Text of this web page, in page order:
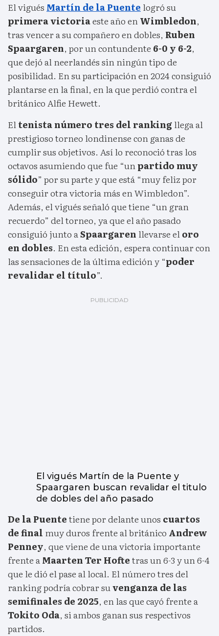
El vigués Martín de la Puente logró su
primera victoriaeste año enWimbledon,
tras vencer a su compañero en dobles, Ruben
Spaargaren, por un contundente 6-0 y 6-2,
que dejó al neerlandés sin ningún tipo de
posibilidad. En su participación en 2024 consiguió
plantarse en la final, en la que perdió contra el
británico Alfie Hewett.
Eltenista número tres del rankingllega al
prestigioso torneo londinense con ganas de
cumplir sus objetivos. Así lo reconoció tras los
octavos asumiendo que fue “unpartido muy
sólido” por su parte y que está “muy feliz por
conseguir otra victoria más en Wimbledon”.
Además, el vigués señaló que tiene “un gran
recuerdo” del torneo, ya que el año pasado
consiguió junto aSpaargaren llevarse eloro
en dobles. En esta edición, espera continuar con
las sensaciones de la última edición y “poder
revalidar el título”.
El vigués Martín de la Puente y
Spaargaren buscan revalidar el titulo
de dobles del año pasado
De la Puentetiene por delante unos cuartos
de final muy duros frente al británico Andrew
Penney, que viene de una victoria importante
frente aMaarten Ter Hoftetras un 6-3 y un 6-4
que le dió el pase al local. El número tres del
ranking podría cobrar suvenganza de las
semifinales de 2025, en las que cayó frente a
Tokito Oda, si ambos ganan sus respectivos
partidos.